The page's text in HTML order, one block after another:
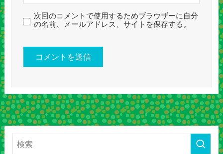
次回のコメントで使用するためブラウザーに自分
の名前、メールアドレス、サイトを保存する。